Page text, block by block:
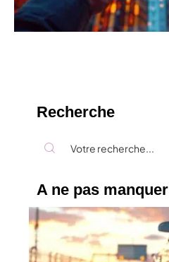
Recherche
A ne pas manquer